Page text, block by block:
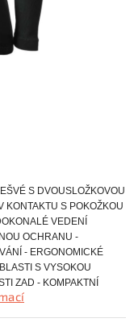
prodejna
S DVOUSLOŽKOVOU
S POKOŽKOU
VEDENÍ
OCHRANU -
- ERGONOMICKÉ
S VYSOKOU
ZAD - KOMPAKTNÍ